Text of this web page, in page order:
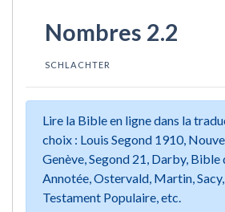
Nombres 2.2
SCHLACHTER
Lire la Bible en ligne dans la
choix : Louis Segond 1910,
Genève, Segond 21, Darby, Bible
Annotée, Ostervald, Martin,
Testament Populaire, etc.